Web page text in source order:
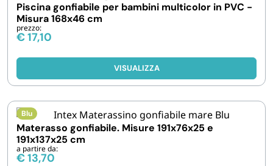
Piscina gonfiabile per bambini multicolor in PVC -
Misura 168x46 cm
prezzo:
€17,10
VISUALIZZA
Blu
Materasso gonfiabile. Misure 191x76x25 e
191x137x25 cm
a partire da:
€13,70